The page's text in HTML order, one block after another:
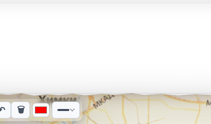
автомобильного маршрута из города поселок
🗑